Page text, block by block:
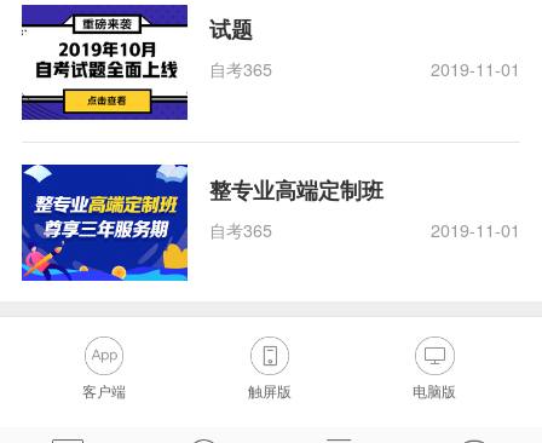
试题
自考365 2019-11-01
整专业高端定制班
自考365 2019-11-01
客户端 触屏版 电脑版